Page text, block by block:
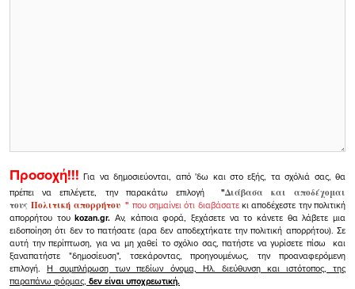
Προσοχή!!! Για να δημοσιεύονται, από 'δω και στο εξής, τα σχόλιά σας, θα
πρέπει να επιλέγετε, την παρακάτω επιλογή
"Διάβασα και αποδέχομαι
τουςΠολιτική απορρήτου" που σημαίνει ότι διαβάσατεκι αποδέχεστε την πολιτική
απορρήτου τουkozan.gr. Αν, κάποια φορά, ξεχάσετε να το κάνετε θα λάβετε μια
ειδοποίηση ότι δεν το πατήσατε (αρα δεν αποδεχτήκατε την πολιτική απορρήτου). Σε
αυτή την περίπτωση, για να μη χαθεί το σχόλιο σας, πατήστε να γυρίσετε πίσω και
ξαναπατήστε "δημοσίευση", τσεκάροντας, προηγουμένως, την προαναφερόμενη
επιλογή.Η συμπλήρωση των πεδίων όνομα, Ηλ. διεύθυνση και ιστότοπος, της
παραπάνω φόρμας, δεν είναι υποχρεωτική.